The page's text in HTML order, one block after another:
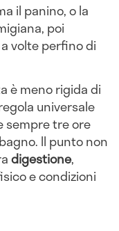
il panino, o la
poi
a volte perfino di
è meno rigida di
universale
sempre tre ore
Il punto non
digestione,
e condizioni